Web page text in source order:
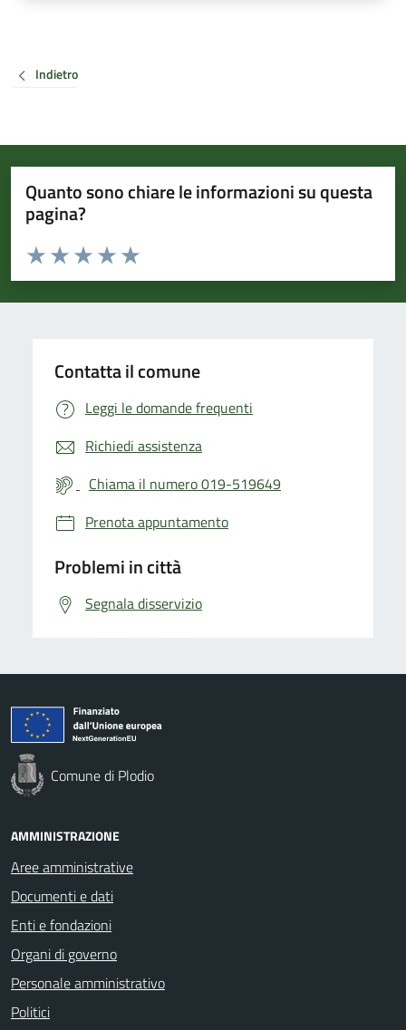
Indietro
Quanto sono chiare le informazioni su questa
pagina?
Valuta da 1 a 5 stelle la pagina
Valuta 5 stelle su 5
Valuta 4 stelle su 5
Valuta 3 stelle su 5
Valuta 2 stelle su 5
Valuta 1 stelle su 5
Contatta il comune
Leggi le domande frequenti
Richiedi assistenza
Chiama il numero 019-519649
Prenota appuntamento
Problemi in città
Segnala disservizio
Comune di Plodio
AMMINISTRAZIONE
Aree amministrative
Documenti e dati
Enti e fondazioni
Organi di governo
Personale amministrativo
Politici